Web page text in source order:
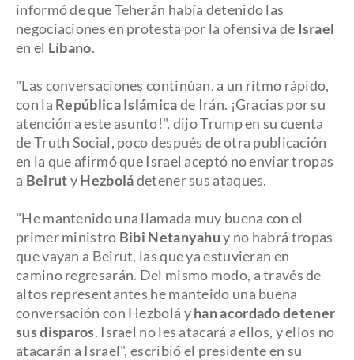
informó de que Teherán había detenido las
negociaciones en protesta por la ofensiva de Israel
en el Líbano.
"Las conversaciones continúan, a un ritmo rápido,
con la República Islámicade Irán. ¡Gracias por su
atención a este asunto!", dijo Trump en su cuenta
de Truth Social, poco después de otra publicación
en la que afirmó que Israel aceptó no enviar tropas
a BeirutyHezboládetener sus ataques.
​"He mantenido una llamada muy buena con el
primer ministro Bibi Netanyahuy no habrá tropas
que vayan a Beirut, las que ya estuvieran en
camino regresarán. Del mismo modo, a través de
altos representantes he manteido una buena
conversación con Hezbolá yhan acordado detener
sus disparos. Israel no les atacará a ellos, y ellos no
atacarán a Israel", escribió el presidente en su